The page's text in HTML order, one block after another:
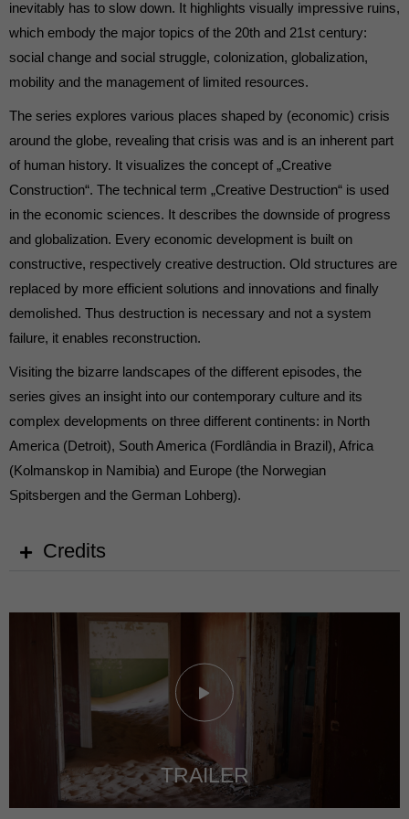
inevitably has to slow down. It highlights visually impressive ruins,
which embody the major topics of the 20th and 21st century:
social change and social struggle, colonization, globalization,
mobility and the management of limited resources.
The series explores various places shaped by (economic) crisis
around the globe, revealing that crisis was and is an inherent part
of human history. It visualizes the concept of „Creative
Construction“. The technical term „Creative Destruction“ is used
in the economic sciences. It describes the downside of progress
and globalization. Every economic development is built on
constructive, respectively creative destruction. Old structures are
replaced by more efficient solutions and innovations and finally
demolished. Thus destruction is necessary and not a system
failure, it enables reconstruction.
Visiting the bizarre landscapes of the different episodes, the
series gives an insight into our contemporary culture and its
complex developments on three different continents: in North
America (Detroit), South America (Fordlândia in Brazil), Africa
(Kolmanskop in Namibia) and Europe (the Norwegian
Spitsbergen and the German Lohberg).
Credits
TRAILER
die einwandfreie Funktion der Website erforderlich.
Cookie-Informationen anzeigen
Externe Medien (7)
standardmäßig blockiert. Wenn Cookies von externen Medien akzeptiert
mehr.
Cookie-Informationen anzeigen
powered by Borlabs Cookie